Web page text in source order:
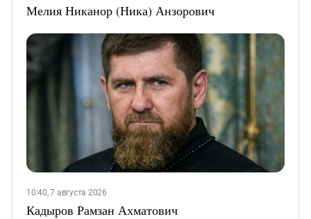
Мелия Никанор (Ника) Анзорович
10:40, 7 августа 2026
Кадыров Рамзан Ахматович